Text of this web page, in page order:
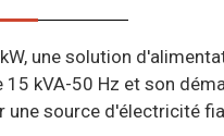
une solution
kVA-50 Hz et son
source d'électricité